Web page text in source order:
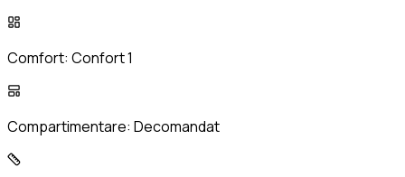
Comfort: Confort 1
Compartimentare: Decomandat